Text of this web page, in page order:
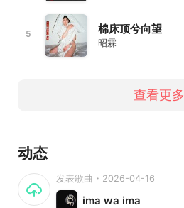
5 棉床顶兮向望
昭霖
查看更多
动态
发表歌曲・2026-04-16
ima wa ima